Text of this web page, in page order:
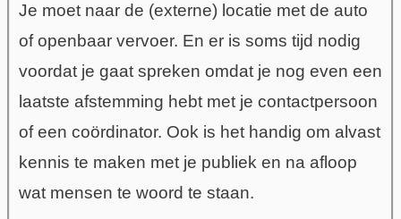
Je moet naar de (externe) locatie met de auto
of openbaar vervoer. En er is soms tijd nodig
voordat je gaat spreken omdat je nog even een
laatste afstemming hebt met je contactpersoon
of een coördinator. Ook is het handig om alvast
kennis te maken met je publiek en na afloop
wat mensen te woord te staan.